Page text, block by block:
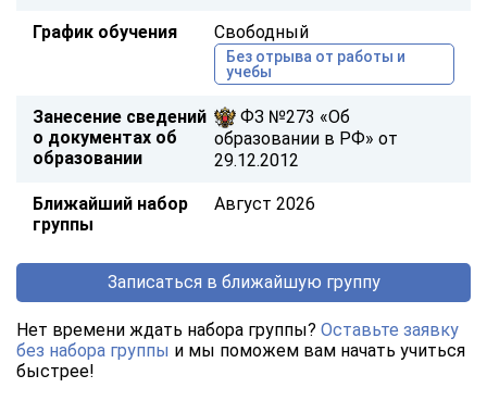
График обучения Свободный
Без отрыва от работы и
учебы
Занесение сведений
о документах об
образовании
ФЗ №273 «Об
образовании в РФ» от
29.12.2012
Ближайший набор
группы
Август 2026
Записаться в ближайшую группу
Нет времени ждать набора группы? Оставьте заявку
без набора группы и мы поможем вам начать учиться
быстрее!